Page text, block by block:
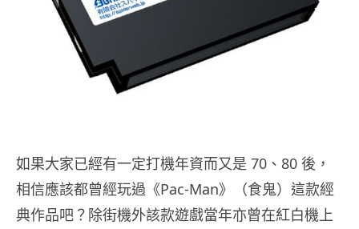
如果大家已經有一定打機年資而又是 70、80 後，
相信應該都曾經玩過《Pac-Man》（食鬼）這款經
典作品吧？除街機外該款遊戲當年亦曾在紅白機上